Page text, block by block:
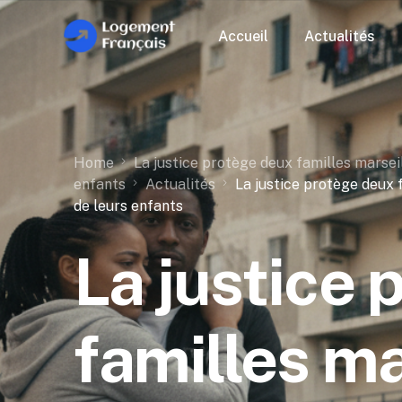
Accueil Actualités
Home
La justice protège deux familles
enfants
Actualités
La justice protège deux
de leurs enfants
La justice
familles